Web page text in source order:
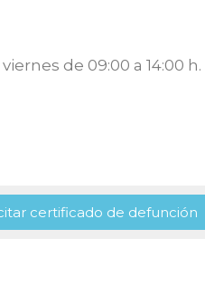
de 09:00 a 14:00 h.
certificado de defunción